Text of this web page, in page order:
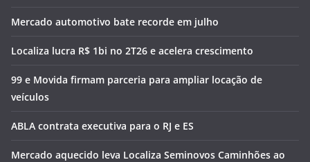
Mercado automotivo bate recorde em julho
Localiza lucra R$ 1bi no 2T26 e acelera crescimento
99 e Movida firmam parceria para ampliar locação de
veículos
ABLA contrata executiva para o RJ e ES
Mercado aquecido leva Localiza Seminovos Caminhões ao